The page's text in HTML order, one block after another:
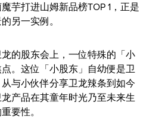
芋打进山姆新品榜TOP 1，正是
另一实例。
的股东会上，一位特殊的「小
。这位「小股东」自幼便是卫
与小伙伴分享卫龙辣条到如今
产品在其童年时光乃至未来生
要性。